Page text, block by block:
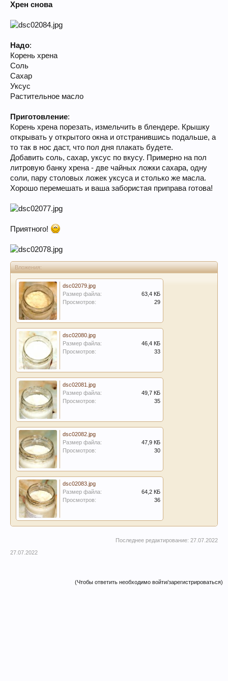
Хрен снова
Надо:
Корень хрена
Соль
Сахар
Уксус
Растительное масло
Приготовление:
Корень хрена порезать, измельчить в блендере. Крышку
открывать у открытого окна и отстранившись подальше, а
то так в нос даст, что пол дня плакать будете.
Добавить соль, сахар, уксус по вкусу. Примерно на пол
литровую банку хрена - две чайных ложки сахара, одну
соли, пару столовых ложек уксуса и столько же масла.
Хорошо перемешать и ваша забористая приправа готова!
Приятного!
Вложения:
dsc02079.jpg
Размер файла:
63,4 КБ
Просмотров:
29
dsc02080.jpg
Размер файла:
46,4 КБ
Просмотров:
33
dsc02081.jpg
Размер файла:
49,7 КБ
Просмотров:
35
dsc02082.jpg
Размер файла:
47,9 КБ
Просмотров:
30
dsc02083.jpg
Размер файла:
64,2 КБ
Просмотров:
36
Последнее редактирование: 27.07.2022
27.07.2022
(Чтобы ответить необходимо войти/зарегистрироваться)